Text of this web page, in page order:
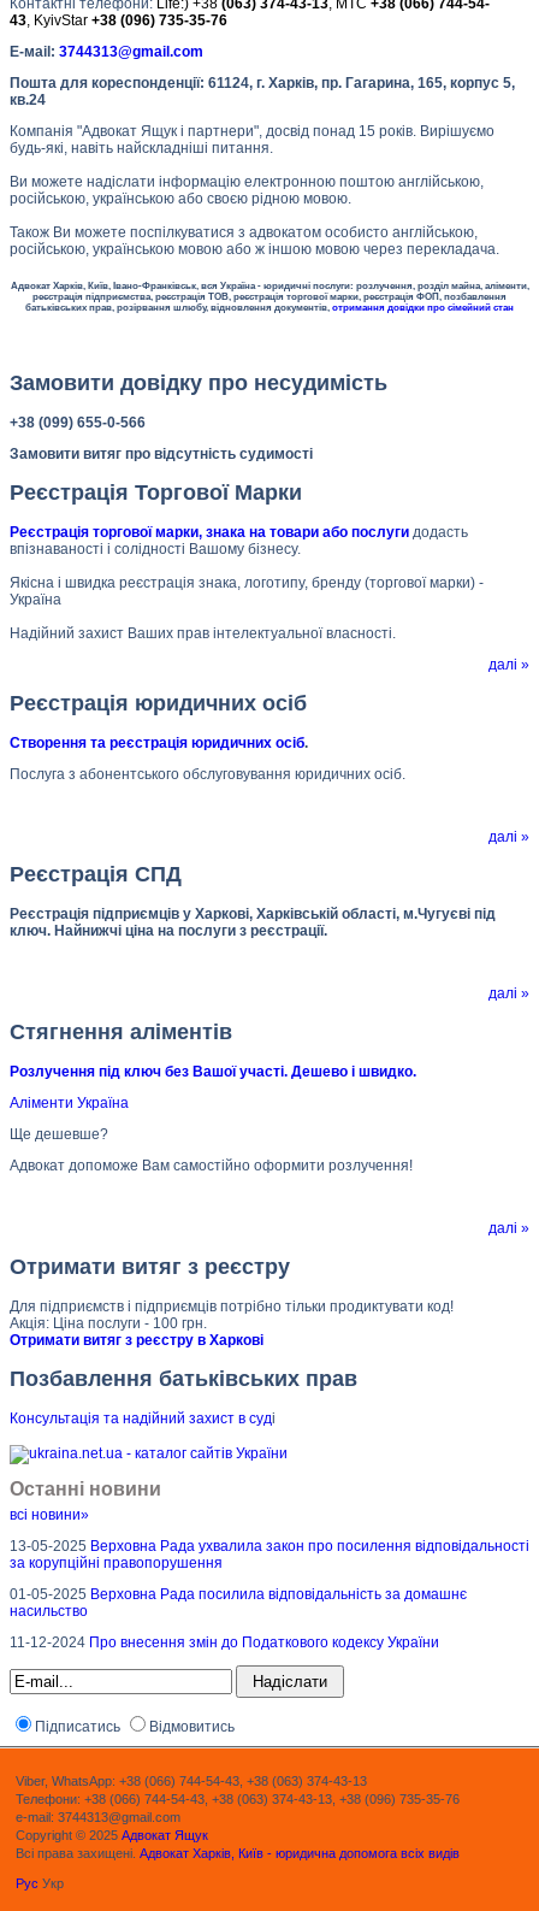
Контактні телефони: Life:) +38 (063) 374-43-13, МТС +38 (066) 744-54-
43, KyivStar +38 (096) 735-35-76
Е-маil: 3744313@gmail.com
Пошта для кореспонденції: 61124, г. Харків, пр. Гагарина, 165, корпус 5,
кв.24
Компанія "Адвокат Ящук і партнери", досвід понад 15 років. Вирішуємо
будь-які, навіть найскладніші питання.
Ви можете надіслати інформацію електронною поштою англійською,
російською, українською або своєю рідною мовою.
Також Ви можете поспілкуватися з адвокатом особисто англійською,
російською, українською мовою або ж іншою мовою через перекладача.
Адвокат Харків, Київ, Івано-Франківськ, вся Україна - юридичні послуги: розлучення, розділ майна, аліменти,
реєстрація підприємства, реєстрація ТОВ, реєстрація торгової марки, реєстрація ФОП, позбавлення
батьківських прав, розірвання шлюбу, відновлення документів, отримання довідки про сімейний стан
Замовити довідку про несудимість
+38 (099) 655-0-566
Замовити витяг про відсутність судимості
Реєстрація Торгової Марки
Реєстрація торгової марки, знака на товари або послуги додасть
впізнаваності і солідності Вашому бізнесу.
Якісна і швидка реєстрація знака, логотипу, бренду (торгової марки) -
Україна
Надійний захист Ваших прав інтелектуальної власності.
далі »
Реєстрація юридичних осіб
Створення та реєстрація юридичних осіб.
Послуга з абонентського обслуговування юридичних осіб.
далі »
Реєстрація СПД
Реєстрація підприємців у Харкові, Харківській області, м.Чугуєві під
ключ. Найнижчі ціна на послуги з реєстрації.
далі »
Стягнення аліментів
Розлучення під ключ без Вашої участі. Дешево і швидко.
Аліменти Україна
Ще дешевше?
Адвокат допоможе Вам самостійно оформити розлучення!
далі »
Отримати витяг з реєстру
Для підприємств і підприємців потрібно тільки продиктувати код!
Акція: Ціна послуги - 100 грн.
Отримати витяг з реєстру в Харкові
Позбавлення батьківських прав
Консультація та надійний захист в суді
Останні новини
всі новини»
13-05-2025 Верховна Рада ухвалила закон про посилення відповідальності
за корупційні правопорушення
01-05-2025 Верховна Рада посилила відповідальність за домашнє
насильство
11-12-2024 Про внесення змін до Податкового кодексу України
Підписатись Відмовитись
Viber, WhatsApp: +38 (066) 744-54-43, +38 (063) 374-43-13
Телефони: +38 (066) 744-54-43, +38 (063) 374-43-13, +38 (096) 735-35-76
e-mail: 3744313@gmail.com
Copyright © 2025 Адвокат Ящук
Всі права захищені. Адвокат Харків, Київ - юридична допомога всіх видів
Рус Укр